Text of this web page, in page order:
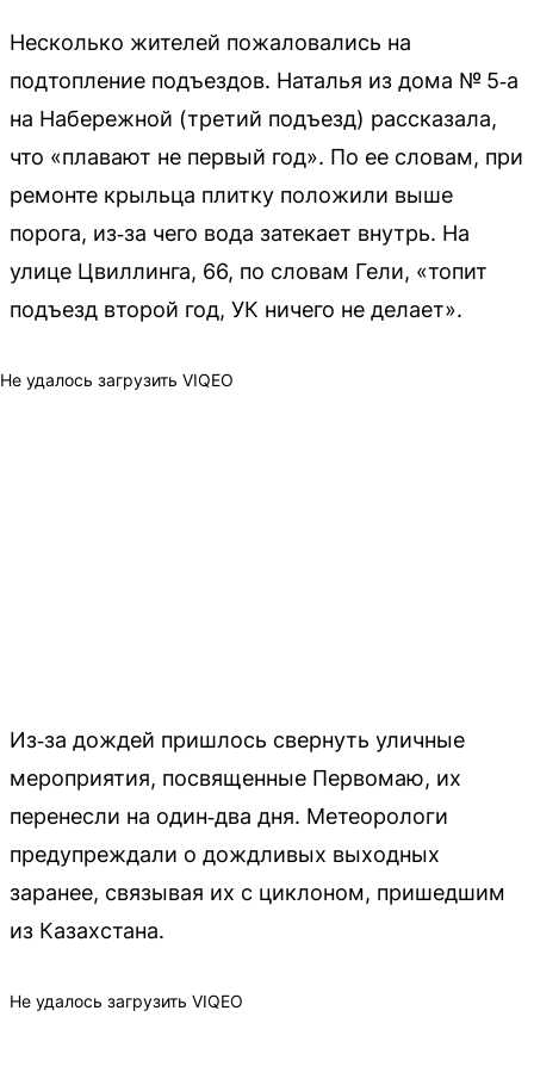
Несколько жителей пожаловались на
подтопление подъездов. Наталья из дома № 5‑а
на Набережной (третий подъезд) рассказала,
что «плавают не первый год». По ее словам, при
ремонте крыльца плитку положили выше
порога, из‑за чего вода затекает внутрь. На
улице Цвиллинга, 66, по словам Гели, «топит
подъезд второй год, УК ничего не делает».
Не удалось загрузить VIQEO
Из‑за дождей пришлось свернуть уличные
мероприятия, посвященные Первомаю, их
перенесли на один‑два дня. Метеорологи
предупреждали о дождливых выходных
заранее, связывая их с циклоном, пришедшим
из Казахстана.
Не удалось загрузить VIQEO